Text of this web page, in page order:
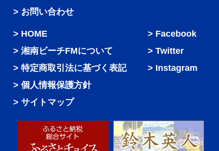
> お問い合わせ
HOME
湘南ビーチFMについて
特定商取引法に基づく表記
個人情報保護方針
サイトマップ
Facebook
Twitter
Instagram